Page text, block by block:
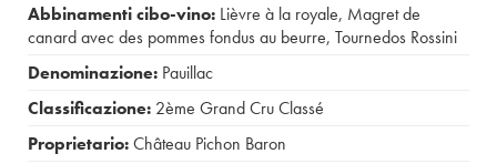
Abbinamenti cibo-vino: Lièvre à la royale, Magret de
canard avec des pommes fondus au beurre, Tournedos Rossini
Denominazione: Pauillac
Classificazione: 2ème Grand Cru Classé
Proprietario:Château Pichon Baron